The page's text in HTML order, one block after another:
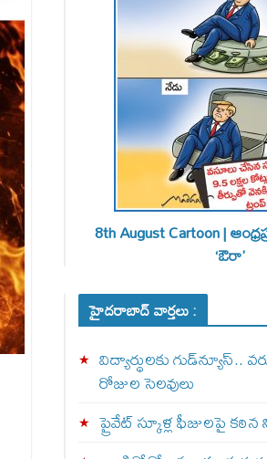
8th August Cartoon |
‘ఔరా’
హైదరాబాద్ వార్తలు :
విద్యార్థులకు గుడ్‌న్యూస్..
రోజుల సెలవులు
ప్రైవేట్ స్కూళ్ల ఫీజులపై